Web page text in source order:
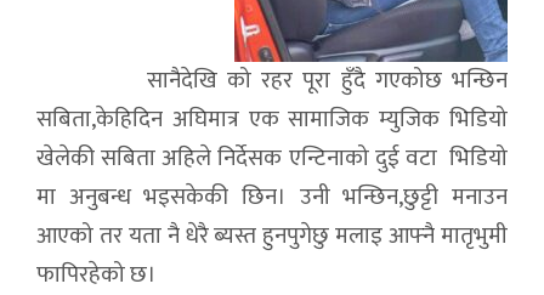
सानैदेखि को रहर पूरा हुँदै गएकोछ भन्छिन
सबिता,केहिदिन अघिमात्र एक सामाजिक म्युजिक भिडियो
खेलेकी सबिता अहिले निर्देसक एन्टिनाको दुई वटा भिडियो
मा अनुबन्ध भइसकेकी छिन। उनी भन्छिन,छुट्टी मनाउन
आएको तर यता नै धेरै ब्यस्त हुनपुगेछु मलाइ आफ्नै मातृभुमी
फापिरहेको छ।